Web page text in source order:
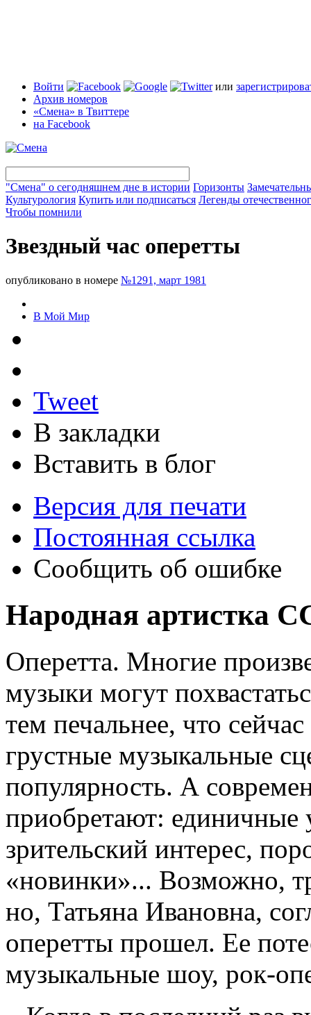
Войти или
Архив номеров
«Смена» в Твиттере
на Facebook
"Смена" о сегодняшнем дне в истории Горизонты
Культурология Купить или подписаться Легенды
Чтобы помнили
Звездный час оперетты
опубликовано в номере №1291, март 1981
В Мой Мир
Tweet
В закладки
Вставить в блог
Версия для печати
Постоянная ссылка
Сообщить об ошибке
Народная артистка
Оперетта. Многие
музыки могут
тем печальнее, что
грустные музыкальные
популярность. А
приобретают: единичные
зрительский интерес,
«новинки»... Возможно,
но, Татьяна Ивановна,
оперетты прошел. Ее
музыкальные шоу, рок-